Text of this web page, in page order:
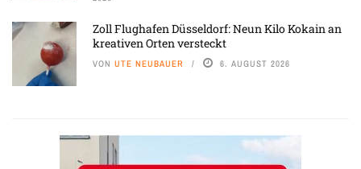
Zoll Flughafen Düsseldorf: Neun Kilo Kokain an
kreativen Orten versteckt
VON UTE NEUBAUER 6. AUGUST 2026